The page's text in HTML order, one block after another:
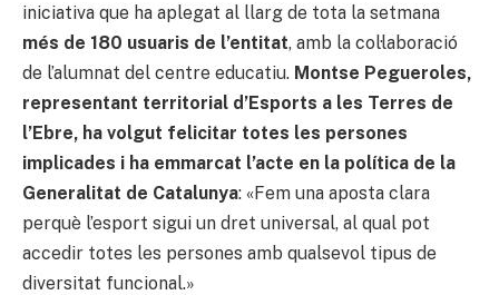
iniciativa que ha aplegat al llarg de tota la setmana
més de 180 usuaris de l’entitat, amb la col·laboració
de l’alumnat del centre educatiu. Montse Pegueroles,
representant territorial d’Esports a les Terres de
l’Ebre, ha volgut felicitar totes les persones
implicades i ha emmarcat l’acte en la política de la
Generalitat de Catalunya: «Fem una aposta clara
perquè l’esport sigui un dret universal, al qual pot
accedir totes les persones amb qualsevol tipus de
diversitat funcional.»